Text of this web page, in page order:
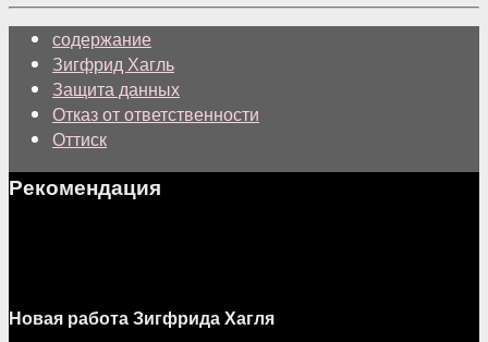
содержание
Зигфрид Хагль
Защита данных
Отказ от ответственности
Оттиск
Рекомендация
Новая работа Зигфрида Хагля